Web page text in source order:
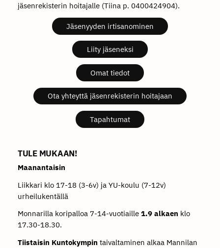
jäsenrekisterin hoitajalle (Tiina p. 0400424904).
Jäsenyyden irtisanominen
Liity jäseneksi
Omat tiedot
Ota yhteyttä jäsenrekisterin hoitajaan
Tapahtumat
TULE MUKAAN!
Maanantaisin
Liikkari klo 17-18 (3-6v) ja YU-koulu (7-12v)
urheilukentällä
Monnarilla koripalloa 7-14-vuotiaille1.9 alkaen klo
17.30-18.30.
Tiistaisin Kuntokympin taivaltaminen alkaa Mannilan